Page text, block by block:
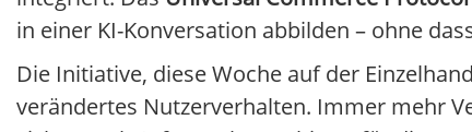
in einer KI-Konversation abbilden – ohne
Die Initiative, diese Woche auf der
verändertes Nutzerverhalten. Immer mehr